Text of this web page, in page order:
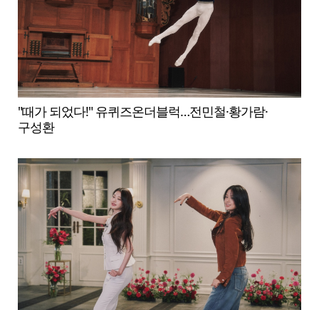
"때가 되었다!" 유퀴즈온더블럭…전민철·황가람·
구성환